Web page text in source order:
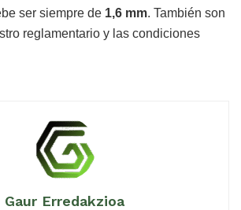
ser siempre de 1,6 mm. También son
reglamentario y las condiciones
Gaur Erredakzioa